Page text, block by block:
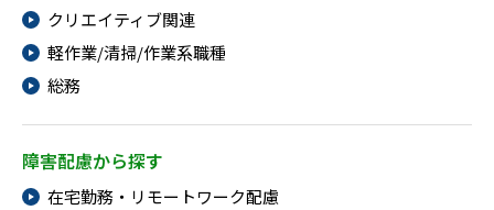
クリエイティブ関連
軽作業/清掃/作業系職種
総務
障害配慮から探す
在宅勤務・リモートワーク配慮